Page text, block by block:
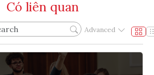
Có liên quan
Advanced